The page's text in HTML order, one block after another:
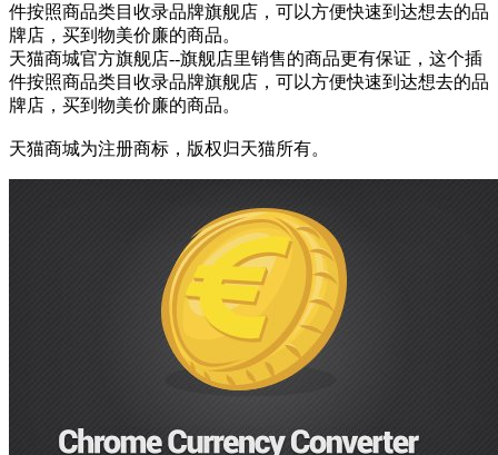
件按照商品类目收录品牌旗舰店，可以方便快速到达想去的品
牌店，买到物美价廉的商品。
天猫商城官方旗舰店--旗舰店里销售的商品更有保证，这个插
件按照商品类目收录品牌旗舰店，可以方便快速到达想去的品
牌店，买到物美价廉的商品。
天猫商城为注册商标，版权归天猫所有。